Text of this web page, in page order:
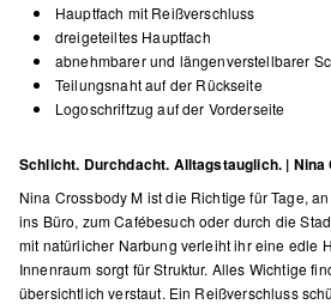
Hauptfach mit Reißverschluss
dreigeteiltes Hauptfach
abnehmbarer und längenverstellbarer
Teilungsnaht auf der Rückseite
Logoschriftzug auf der Vorderseite
Schlicht. Durchdacht. Alltagstauglich. | Nina
Nina Crossbody M ist die Richtige für Tage,
ins Büro, zum Cafébesuch oder durch die
mit natürlicher Narbung verleiht ihr eine edle
Innenraum sorgt für Struktur. Alles Wichtige
übersichtlich verstaut. Ein Reißverschluss